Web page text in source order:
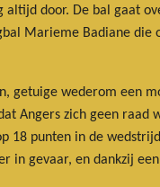
altijd door. De bal gaat
Marieme Badiane
getuige wederom een
Angers zich geen raad
18 punten in de
in gevaar, en dankzij